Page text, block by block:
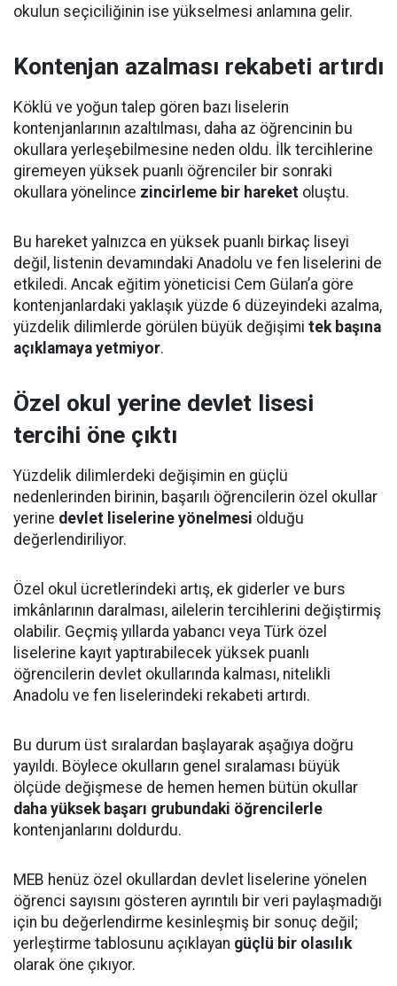
okulun seçiciliğinin ise yükselmesi anlamına gelir.
Kontenjan azalması rekabeti artırdı
Köklü ve yoğun talep gören bazı liselerin
kontenjanlarının azaltılması, daha az öğrencinin bu
okullara yerleşebilmesine neden oldu. İlk tercihlerine
giremeyen yüksek puanlı öğrenciler bir sonraki
okullara yönelince zincirleme bir hareket oluştu.
Bu hareket yalnızca en yüksek puanlı birkaç liseyi
değil, listenin devamındaki Anadolu ve fen liselerini de
etkiledi. Ancak eğitim yöneticisi Cem Gülan’a göre
kontenjanlardaki yaklaşık yüzde 6 düzeyindeki azalma,
yüzdelik dilimlerde görülen büyük değişimi tek başına
açıklamaya yetmiyor.
Özel okul yerine devlet lisesi
tercihi öne çıktı
Yüzdelik dilimlerdeki değişimin en güçlü
nedenlerinden birinin, başarılı öğrencilerin özel okullar
yerine devlet liselerine yönelmesi olduğu
değerlendiriliyor.
Özel okul ücretlerindeki artış, ek giderler ve burs
imkânlarının daralması, ailelerin tercihlerini değiştirmiş
olabilir. Geçmiş yıllarda yabancı veya Türk özel
liselerine kayıt yaptırabilecek yüksek puanlı
öğrencilerin devlet okullarında kalması, nitelikli
Anadolu ve fen liselerindeki rekabeti artırdı.
Bu durum üst sıralardan başlayarak aşağıya doğru
yayıldı. Böylece okulların genel sıralaması büyük
ölçüde değişmese de hemen hemen bütün okullar
daha yüksek başarı grubundaki öğrencilerle
kontenjanlarını doldurdu.
MEB henüz özel okullardan devlet liselerine yönelen
öğrenci sayısını gösteren ayrıntılı bir veri paylaşmadığı
için bu değerlendirme kesinleşmiş bir sonuç değil;
yerleştirme tablosunu açıklayan güçlü bir olasılık
olarak öne çıkıyor.